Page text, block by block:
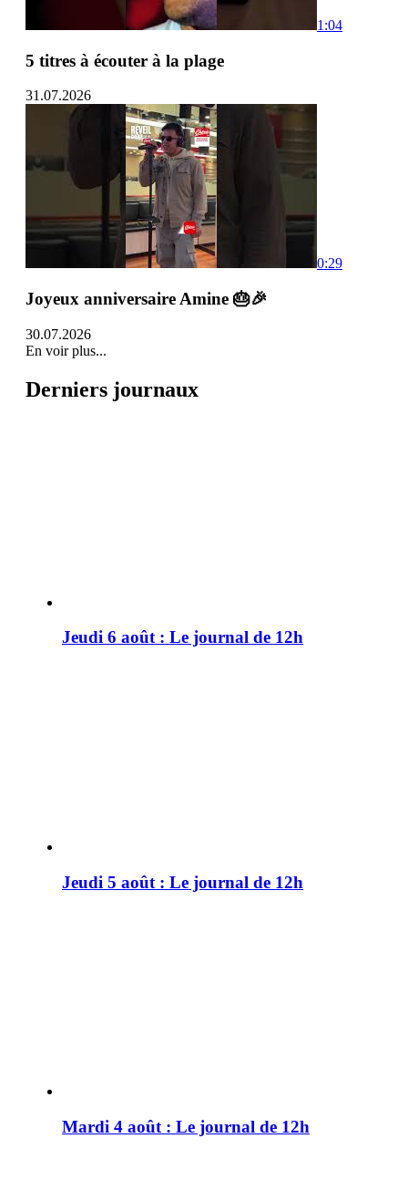
1:04
5 titres à écouter à la plage
31.07.2026
0:29
Joyeux anniversaire Amine 🎂🎉
30.07.2026
En voir plus...
Derniers journaux
Jeudi 6 août : Le journal de 12h
Jeudi 5 août : Le journal de 12h
Mardi 4 août : Le journal de 12h